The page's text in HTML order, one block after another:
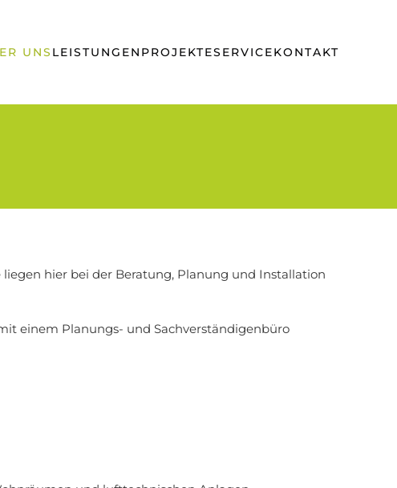
UNS LEISTUNGEN PROJEKTESERVICEKONTAKT
hier bei der Beratung, Planung und Installation
einem Planungs- und Sachverständigenbüro